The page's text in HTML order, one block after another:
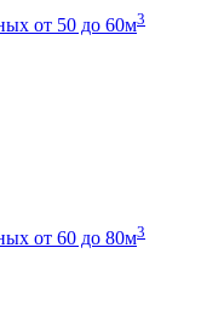
от 50 до 60м3
от 60 до 80м3